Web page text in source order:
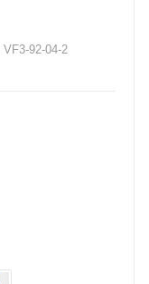
VF3-92-04-2